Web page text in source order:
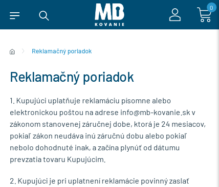
0
Reklamačný poriadok
Reklamačný poriadok
1. Kupujúci uplatňuje reklamáciu písomne alebo
elektronickou poštou na adrese info@mb-kovanie.sk v
zákonom stanovenej záručnej dobe, ktorá je 24 mesiacov,
pokiaľ zákon neudáva inú záručnú dobu alebo pokiaľ
nebolo dohodnuté inak, a začína plynúť od dátumu
prevzatia tovaru Kupujúcim.
2. Kupujúci je pri uplatnení reklamácie povinný zaslať